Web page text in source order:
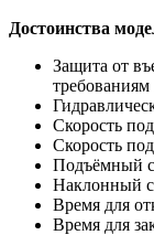
Достоинства
Защита от
Скорость
Скорость
Подъёмный
Наклонный
Время для
Время для